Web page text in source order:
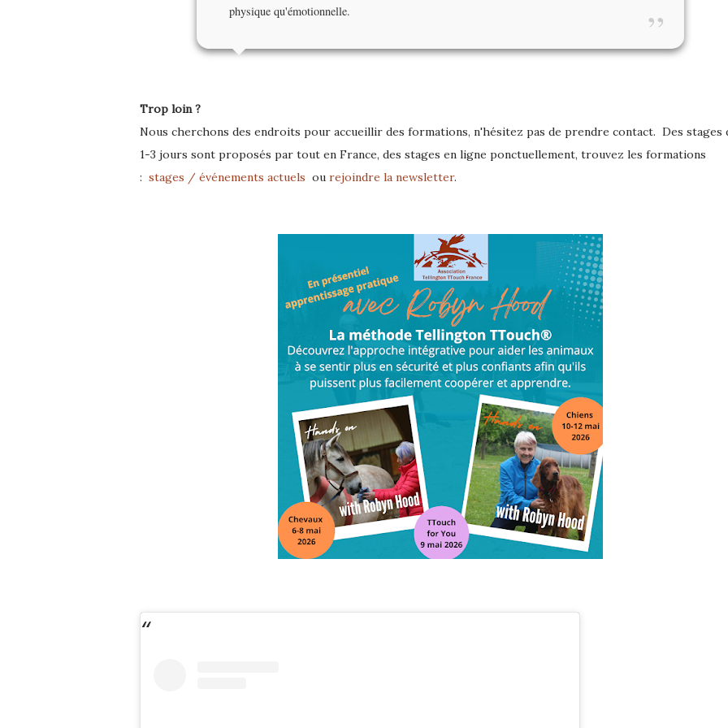
physique qu'émotionnelle. ”
Trop loin ?
Nous cherchons des endroits pour accueillir des formations, n'hésitez pas de prendre contact. Des stages
1-3 jours sont proposés par tout en France, des stages en ligne ponctuellement, trouvez les formations
: stages / événements actuels ou rejoindre la newsletter.